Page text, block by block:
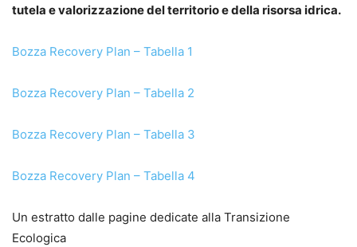
tutela e valorizzazione del territorio e della risorsa idrica.
Bozza Recovery Plan – Tabella 1
Bozza Recovery Plan – Tabella 2
Bozza Recovery Plan – Tabella 3
Bozza Recovery Plan – Tabella 4
Un estratto dalle pagine dedicate alla Transizione
Ecologica